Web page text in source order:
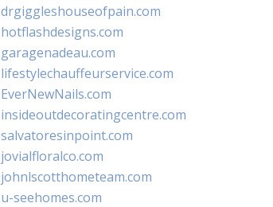
drgiggleshouseofpain.com
hotflashdesigns.com
garagenadeau.com
lifestylechauffeurservice.com
EverNewNails.com
insideoutdecoratingcentre.com
salvatoresinpoint.com
jovialfloralco.com
johnlscotthometeam.com
u-seehomes.com